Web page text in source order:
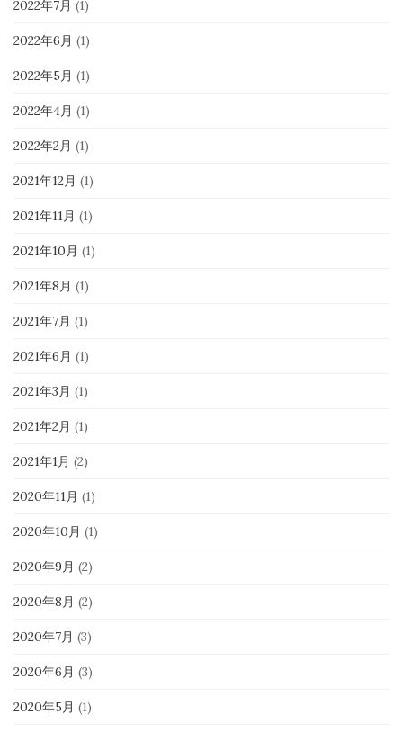
2022年7月 (1)
2022年6月 (1)
2022年5月 (1)
2022年4月 (1)
2022年2月 (1)
2021年12月 (1)
2021年11月 (1)
2021年10月 (1)
2021年8月 (1)
2021年7月 (1)
2021年6月 (1)
2021年3月 (1)
2021年2月 (1)
2021年1月 (2)
2020年11月 (1)
2020年10月 (1)
2020年9月 (2)
2020年8月 (2)
2020年7月 (3)
2020年6月 (3)
2020年5月 (1)